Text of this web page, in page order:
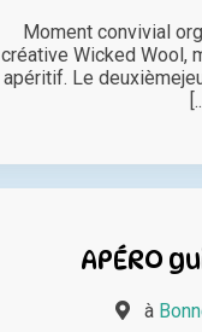
Moment convivial
créative Wicked Wool,
apéritif. Le
APÉRO
à